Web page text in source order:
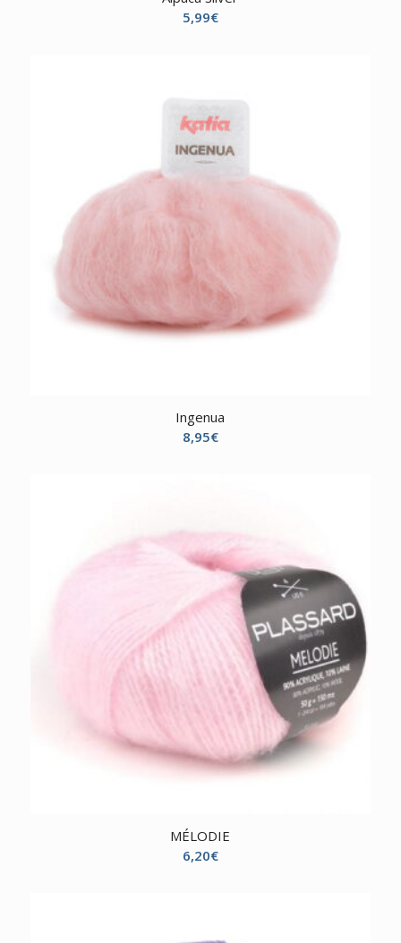
5,99€
Ingenua
8,95€
MÉLODIE
6,20€